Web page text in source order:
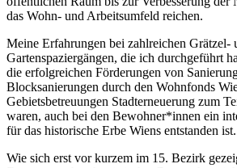
das Wohn- und Arbeitsumfeld reichen.
Meine Erfahrungen bei zahlreichen Grätzel-
Gartenspaziergängen, die ich durchgeführt
die erfolgreichen Förderungen von
Blocksanierungen durch den Wohnfonds
Gebietsbetreuungen Stadterneuerung zum
waren, auch bei den Bewohner*innen ein
für das historische Erbe Wiens entstanden ist.
Wie sich erst vor kurzem im 15. Bezirk